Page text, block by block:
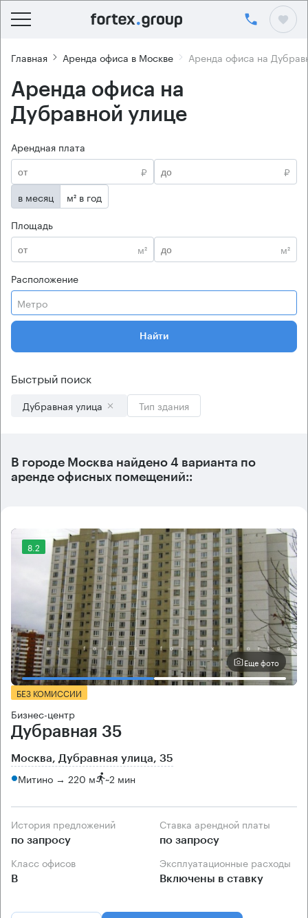
Главная Аренда офиса в Москве Аренда офиса на
Аренда офиса на
Дубравной улице
Арендная плата
₽
₽
в месяц
м² в год
Площадь
м²
м²
Расположение
Метро
Найти
Быстрый поиск
Дубравная улица Тип здания
В городе Москва найдено 4 варианта по
аренде офисных помещений::
8.2
Еще фото
БЕЗ КОМИССИИ
Бизнес-центр
Дубравная 35
Москва, Дубравная улица, 35
Митино → 220 м ~2 мин
История предложений
по запросу
Ставка арендной платы
по запросу
Класс офисов
B
Эксплуатационные расходы
Включены в ставку